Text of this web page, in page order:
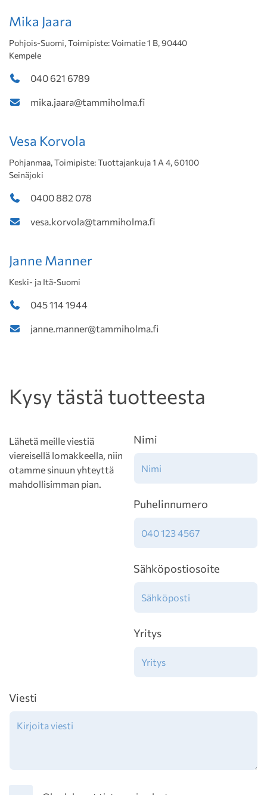
Mika Jaara
Pohjois-Suomi, Toimipiste: Voimatie 1 B, 90440
Kempele
040 621 6789
mika.jaara@tammiholma.fi
Vesa Korvola
Pohjanmaa, Toimipiste: Tuottajankuja 1 A 4, 60100
Seinäjoki
0400 882 078
vesa.korvola@tammiholma.fi
Janne Manner
Keski- ja Itä-Suomi
045 114 1944
janne.manner@tammiholma.fi
Kysy tästä tuotteesta
Lähetä meille viestiä
viereisellä lomakkeella, niin
otamme sinuun yhteyttä
mahdollisimman pian.
Nimi
Puhelinnumero
Sähköpostiosoite
Yritys
Viesti